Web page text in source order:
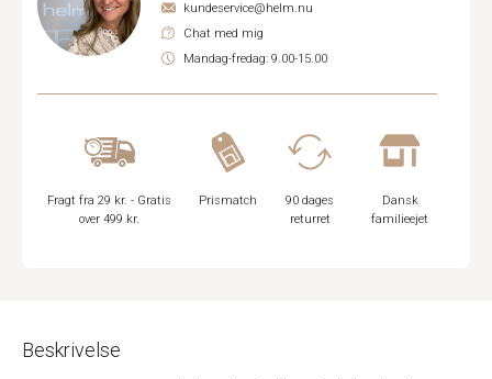
kundeservice@helm.nu
Chat med mig
Mandag-fredag: 9.00-15.00
Fragt fra 29 kr. - Gratis
over 499 kr.
Prismatch
90 dages
returret
Dansk
familieejet
Beskrivelse